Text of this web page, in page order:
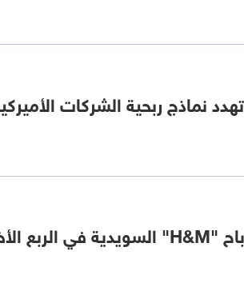
نماذج ربحية الشركات